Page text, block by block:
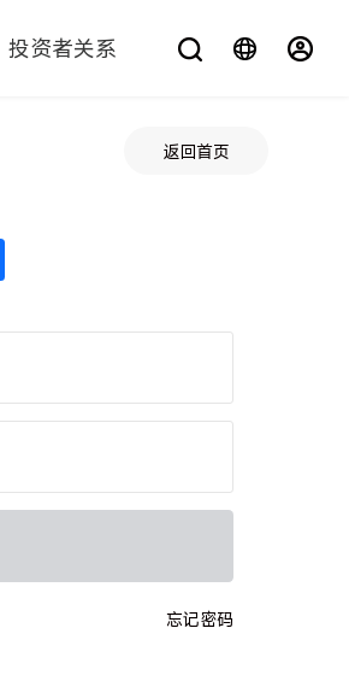
投资者关系 您在找什么？
返回首页
忘记密码